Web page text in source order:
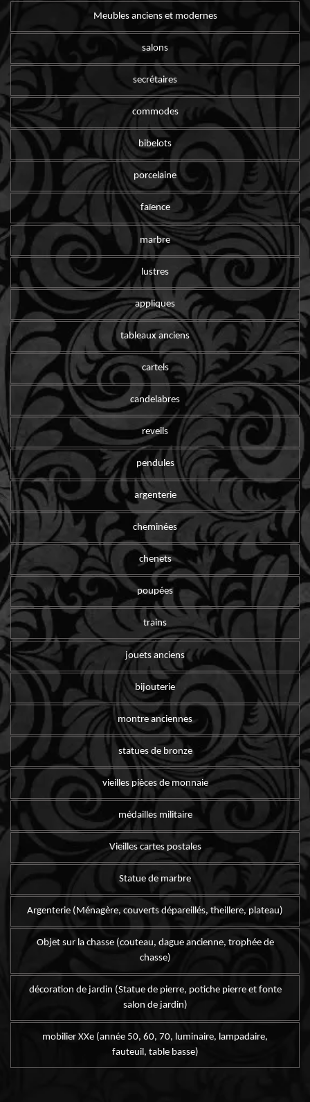
Meubles anciens et modernes
salons
secrétaires
commodes
bibelots
porcelaine
faïence
marbre
lustres
appliques
tableaux anciens
cartels
candelabres
reveils
pendules
argenterie
cheminées
chenets
poupées
trains
jouets anciens
bijouterie
montre anciennes
statues de bronze
vieilles pièces de monnaie
médailles militaire
Vieilles cartes postales
Statue de marbre
Argenterie (Ménagère, couverts dépareillés, theillere, plateau)
Objet sur la chasse (couteau, dague ancienne, trophée de
chasse)
décoration de jardin (Statue de pierre, potiche pierre et fonte
salon de jardin)
mobilier XXe (année 50, 60, 70, luminaire, lampadaire,
fauteuil, table basse)